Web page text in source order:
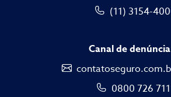
(11) 3154-
Canal de
0800 726